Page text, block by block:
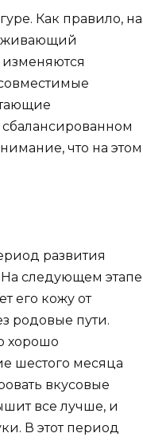
Как правило, на
что на этом
развития
следующем этапе
его кожу от
родовые пути.
хорошо
шестого месяца
вкусовые
все лучше, и
В этот период